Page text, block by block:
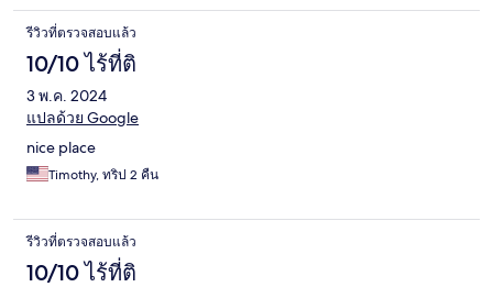
รีวิวที่ตรวจสอบแล้ว
10/10 ไร้ที่ติ
3 พ.ค. 2024
แปลด้วย Google
nice place
Timothy, ทริป 2 คืน
รีวิวที่ตรวจสอบแล้ว
10/10 ไร้ที่ติ